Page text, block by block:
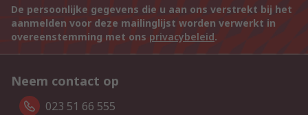
De persoonlijke gegevens die u aan ons verstrekt bij het
aanmelden voor deze mailinglijst worden verwerkt in
overeenstemming met ons privacybeleid.
Neem contact op
023 51 66 555